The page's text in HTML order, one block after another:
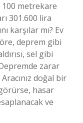
metrekare
301.600 lira
karşılar mı? Ev
deprem gibi
sel gibi
zarar
doğal bir
hasar
ve